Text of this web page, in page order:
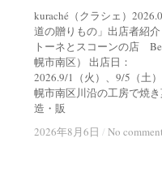
kuraché（クラシェ）
道の贈りもの」出店者紹
トーネとスコーンの店
幌市南区） 出店日：
2026.9/1（火）、9/5（土
幌市南区川沿の工房で焼
造・販
2026年8月6日 / No
2026年8月6日 / No